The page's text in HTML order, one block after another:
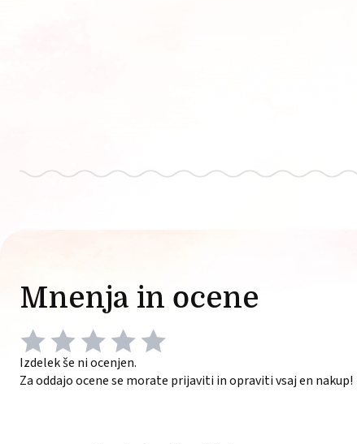
Mnenja in ocene
Izdelek še ni ocenjen.
Za oddajo ocene se morate prijaviti in opraviti vsaj en nakup!